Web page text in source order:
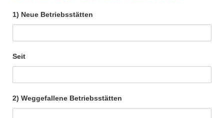
1) Neue Betriebsstätten
Seit
2) Weggefallene Betriebsstätten